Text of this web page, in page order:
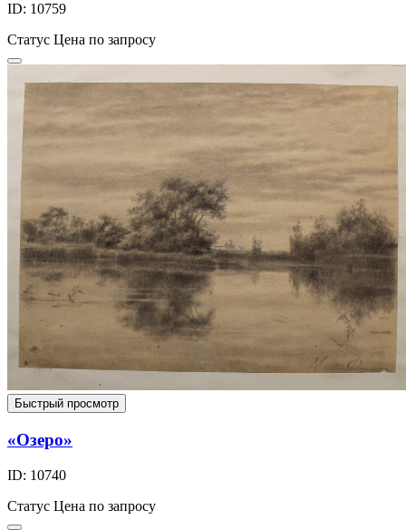
ID: 10759
Статус Цена по запросу
Быстрый просмотр
«Озеро»
ID: 10740
Статус Цена по запросу